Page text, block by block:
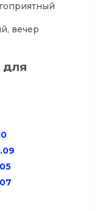
вечер
для